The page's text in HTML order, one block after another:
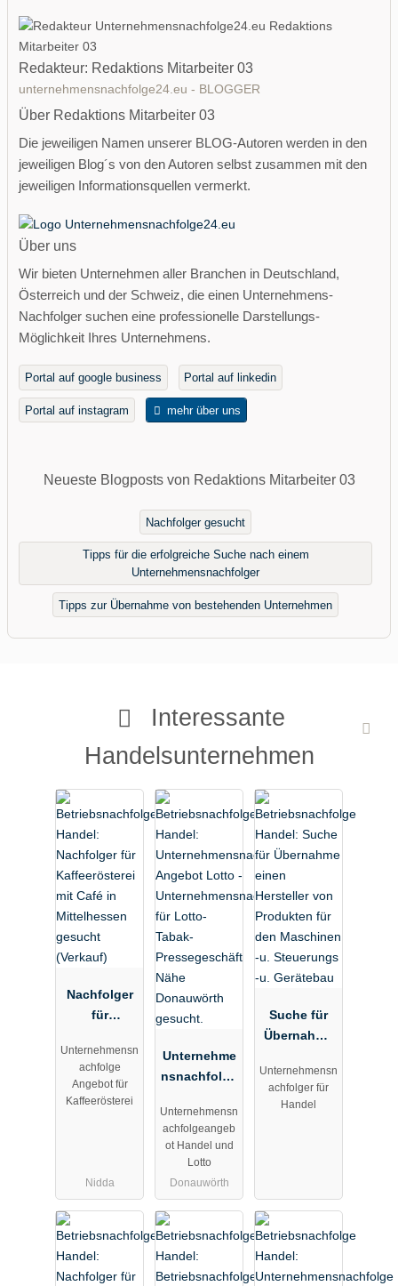
Interessante
Handelsunternehmen
Nachfolger
für
ei mit Café
Mittelhessen
Unternehmensn
achfolge
Angebot für
Kaffeerösterei
Nidda
Unternehme
nsnachfolge
Tabak-
Pressegesch
äft Nähe
Donauwörth
gesucht.
Unternehmensn
achfolgeangeb
ot Handel und
Lotto
Donauwörth
Suche für
Übernahme
Hersteller
von
Steuerungs -
u. Gerätebau
Unternehmensn
achfolger für
Handel
Redakteur: Redaktions Mitarbeiter 03
unternehmensnachfolge24.eu - BLOGGER
Über Redaktions Mitarbeiter 03
Die jeweiligen Namen unserer BLOG-Autoren werden in den
jeweiligen Blog´s von den Autoren selbst zusammen mit den
jeweiligen Informationsquellen vermerkt.
Über uns
Wir bieten Unternehmen aller Branchen in Deutschland,
Österreich und der Schweiz, die einen Unternehmens-
Nachfolger suchen eine professionelle Darstellungs-
Möglichkeit Ihres Unternehmens.
Portal auf google business Portal auf linkedin
Portal auf instagram mehr über uns
Neueste Blogposts von Redaktions Mitarbeiter 03
Nachfolger gesucht
Tipps für die erfolgreiche Suche nach einem
Unternehmensnachfolger
Tipps zur Übernahme von bestehenden Unternehmen